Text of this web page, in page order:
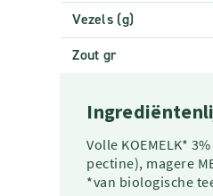
Vezels (g)
Zout gr
Volle KOEMELK*
pectine), magere
*van biologische